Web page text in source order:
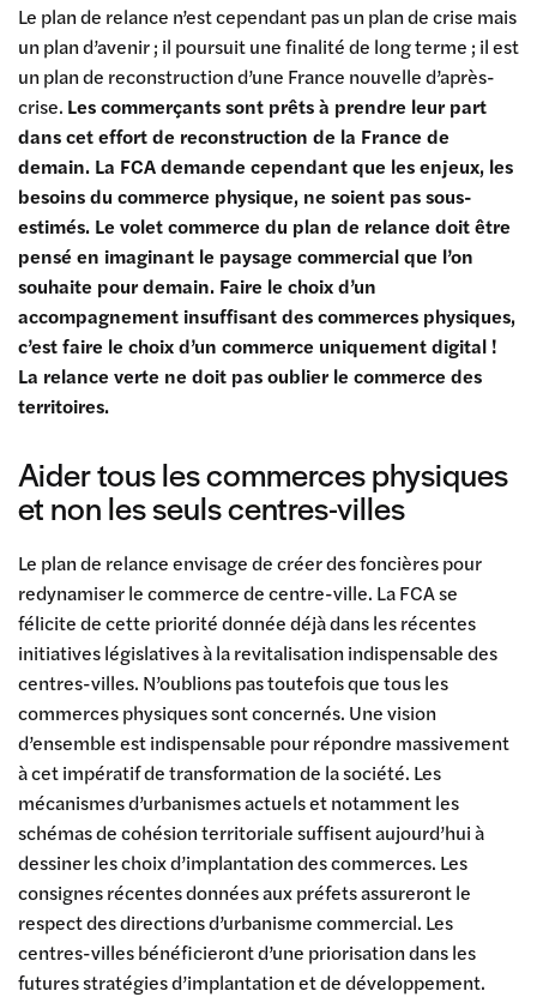
Le plan de relance n’est cependant pas un plan de crise mais
un plan d’avenir ; il poursuit une finalité de long terme ; il est
un plan de reconstruction d’une France nouvelle d’après-
crise. Les commerçants sont prêts à prendre leur part
dans cet effort de reconstruction de la France de
demain. La FCA demande cependant que les enjeux, les
besoins du commerce physique, ne soient pas sous-
estimés. Le volet commerce du plan de relance doit être
pensé en imaginant le paysage commercial que l’on
souhaite pour demain. Faire le choix d’un
accompagnement insuffisant des commerces physiques,
c’est faire le choix d’un commerce uniquement digital !
La relance verte ne doit pas oublier le commerce des
territoires.
Aider tous les commerces physiques
et non les seuls centres-villes
Le plan de relance envisage de créer des foncières pour
redynamiser le commerce de centre-ville. La FCA se
félicite de cette priorité donnée déjà dans les récentes
initiatives législatives à la revitalisation indispensable des
centres-villes. N’oublions pas toutefois que tous les
commerces physiques sont concernés. Une vision
d’ensemble est indispensable pour répondre massivement
à cet impératif de transformation de la société. Les
mécanismes d’urbanismes actuels et notamment les
schémas de cohésion territoriale suffisent aujourd’hui à
dessiner les choix d’implantation des commerces. Les
consignes récentes données aux préfets assureront le
respect des directions d’urbanisme commercial. Les
centres-villes bénéficieront d’une priorisation dans les
futures stratégies d’implantation et de développement.